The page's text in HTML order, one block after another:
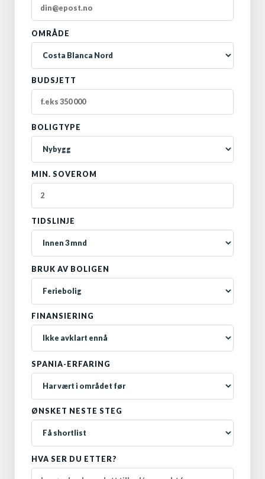
OMRÅDE
BUDSJETT
BOLIGTYPE
MIN. SOVEROM
TIDSLINJE
BRUK AV BOLIGEN
FINANSIERING
SPANIA-ERFARING
ØNSKET NESTE STEG
HVA SER DU ETTER?